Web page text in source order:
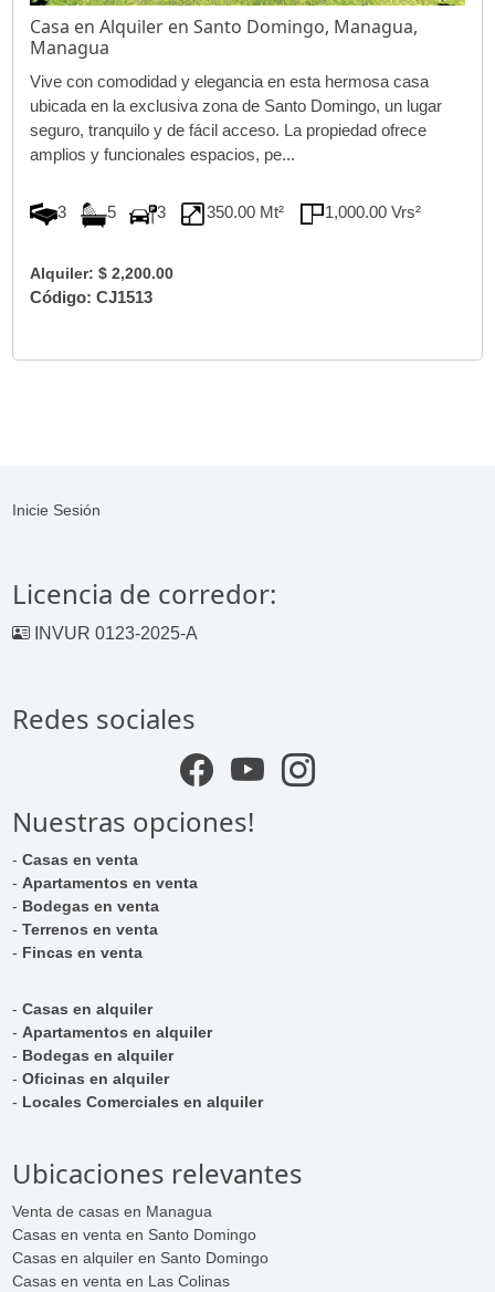
Casa en Alquiler en Santo Domingo, Managua,
Managua
Vive con comodidad y elegancia en esta hermosa casa
ubicada en la exclusiva zona de Santo Domingo, un lugar
seguro, tranquilo y de fácil acceso. La propiedad ofrece
amplios y funcionales espacios, pe...
3 5 3 350.00 Mt² 1,000.00 Vrs²
Alquiler: $ 2,200.00
Código: CJ1513
Inicie Sesión
Licencia de corredor:
INVUR 0123-2025-A
Redes sociales
Nuestras opciones!
-Casas en venta
-Apartamentos en venta
- Bodegas en venta
-Terrenos en venta
- Fincas en venta
-Casas en alquiler
-Apartamentos en alquiler
- Bodegas en alquiler
-Oficinas en alquiler
- Locales Comerciales en alquiler
Ubicaciones relevantes
Venta de casas en Managua
Casas en venta en Santo Domingo
Casas en alquiler en Santo Domingo
Casas en venta en Las Colinas